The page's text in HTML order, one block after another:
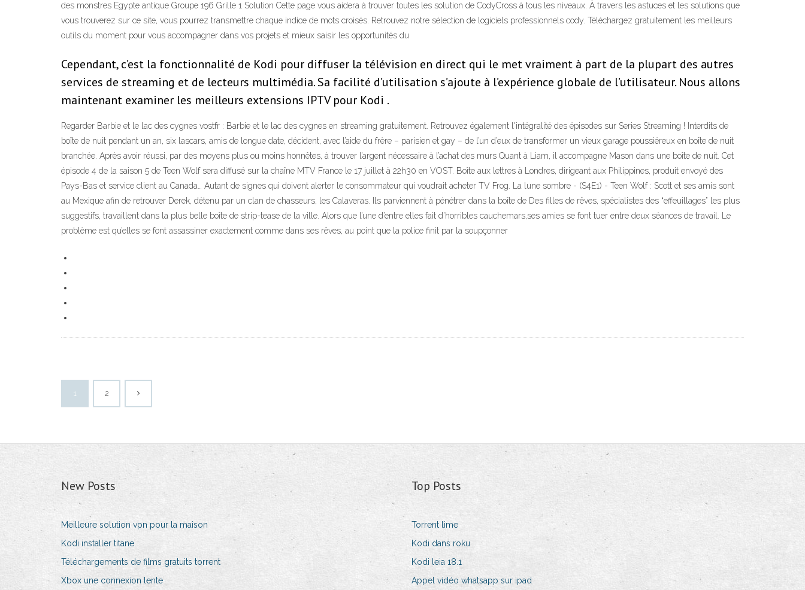
des monstres Egypte antique Groupe 196 Grille 1 Solution Cette page vous aidera à trouver toutes les solution de CodyCross à tous les niveaux. À travers les astuces et les solutions que
vous trouverez sur ce site, vous pourrez transmettre chaque indice de mots croisés. Retrouvez notre sélection de logiciels professionnels cody. Téléchargez gratuitement les meilleurs
outils du moment pour vous accompagner dans vos projets et mieux saisir les opportunités du
Cependant, c’est la fonctionnalité de Kodi pour diffuser la télévision en direct qui le met vraiment à part de la plupart des autres
services de streaming et de lecteurs multimédia. Sa facilité d’utilisation s’ajoute à l’expérience globale de l’utilisateur. Nous allons
maintenant examiner les meilleurs extensions IPTV pour Kodi .
Regarder Barbie et le lac des cygnes vostfr : Barbie et le lac des cygnes en streaming gratuitement. Retrouvez également l'intégralité des épisodes sur Series Streaming ! Interdits de
boîte de nuit pendant un an, six lascars, amis de longue date, décident, avec l’aide du frère – parisien et gay – de l’un d’eux de transformer un vieux garage poussiéreux en boîte de nuit
branchée. Après avoir réussi, par des moyens plus ou moins honnêtes, à trouver l’argent nécessaire à l’achat des murs Quant à Liam, il accompagne Mason dans une boîte de nuit. Cet
épisode 4 de la saison 5 de Teen Wolf sera diffusé sur la chaîne MTV France le 17 juillet à 22h30 en VOST. Boîte aux lettres à Londres, dirigeant aux Philippines, produit envoyé des
Pays-Bas et service client au Canada… Autant de signes qui doivent alerter le consommateur qui voudrait acheter TV Frog. La lune sombre - (S4E1) - Teen Wolf : Scott et ses amis sont
au Mexique afin de retrouver Derek, détenu par un clan de chasseurs, les Calaveras. Ils parviennent à pénétrer dans la boîte de Des filles de rêves, spécialistes des “effeuillages” les plus
suggestifs, travaillent dans la plus belle boîte de strip-tease de la ville. Alors que l’une d’entre elles fait d’horribles cauchemars,ses amies se font tuer entre deux séances de travail. Le
problème est qu’elles se font assassiner exactement comme dans ses rêves, au point que la police finit par la soupçonner
1 2
New Posts
Meilleure solution vpn pour la maison
Kodi installer titane
Téléchargements de films gratuits torrent
Xbox une connexion lente
Top Posts
Torrent lime
Kodi dans roku
Kodi leia 18.1
Appel vidéo whatsapp sur ipad